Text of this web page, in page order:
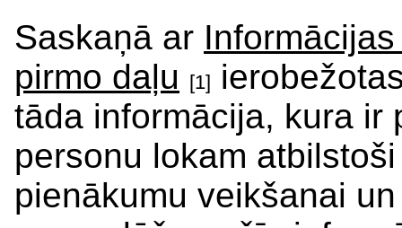
Saskaņā ar
pirmo daļu [1]
tāda informācija, kura ir
personu lokam
pienākumu veikšanai